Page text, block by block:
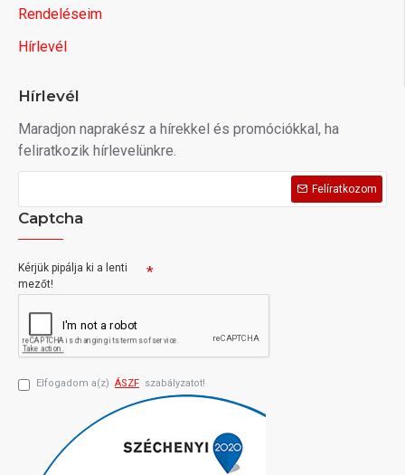
Rendeléseim
Hírlevél
Hírlevél
Maradjon naprakész a hírekkel és promóciókkal, ha
feliratkozik hírlevelünkre.
Felíratkozom
Captcha
Kérjük pipálja ki a lenti
mezőt!
Elfogadom a(z) ÁSZF szabályzatot!